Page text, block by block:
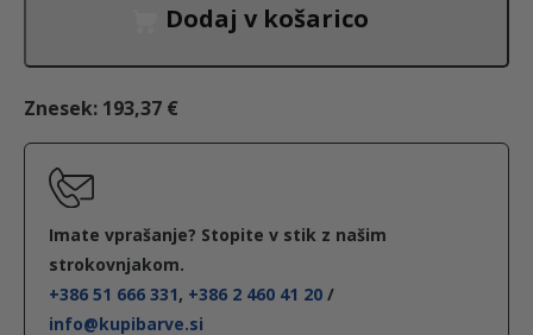
d
č
Dodaj v košarico
Znesek: 193,37 €
Imate vprašanje? Stopite v stik z našim
strokovnjakom.
+386 51 666 331, +386 2 460 41 20 /
info@kupibarve.si